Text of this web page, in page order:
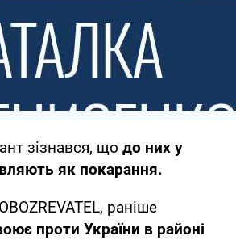
зізнався, що до них у
як покарання.
раніше
проти України в районі